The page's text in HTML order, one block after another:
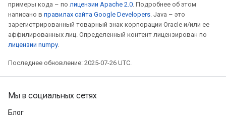
примеры кода – по лицензии Apache 2.0. Подробнее об этом
написано в правилах сайта Google Developers. Java – это
зарегистрированный товарный знак корпорации Oracle и/или ее
аффилированных лиц. Определенный контент лицензирован по
лицензии numpy.
Последнее обновление: 2025-07-26 UTC.
Мы в социальных сетях
Блог